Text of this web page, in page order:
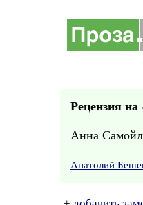
Рецензия на
Анна
Анатолий